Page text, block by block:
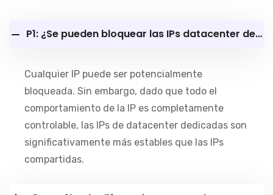
P1: ¿Se pueden bloquear las IPs datacenter dedicadas?
Cualquier IP puede ser potencialmente
bloqueada. Sin embargo, dado que todo el
comportamiento de la IP es completamente
controlable, las IPs de datacenter dedicadas son
significativamente más estables que las IPs
compartidas.